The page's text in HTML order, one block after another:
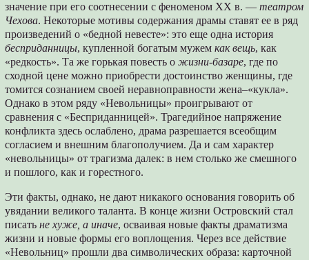
значение при его соотнесении с феноменом ХХ в. —театром
Чехова. Некоторые мотивы содержания драмы ставят ее в ряд
произведений о «бедной невесте»: это еще одна история
бесприданницы, купленной богатым мужемкак вещь, как
«редкость». Та же горькая повесть ожизни-базаре, где по
сходной цене можно приобрести достоинство женщины, где
томится сознанием своей неравноправности жена–«кукла».
Однако в этом ряду «Невольницы» проигрывают от
сравнения с «Бесприданницей». Трагедийное напряжение
конфликта здесь ослаблено, драма разрешается всеобщим
согласием и внешним благополучием. Да и сам характер
«невольницы» от трагизма далек: в нем столько же смешного
и пошлого, как и горестного.
Эти факты, однако, не дают никакого основания говорить об
увядании великого таланта. В конце жизни Островский стал
писатьне хуже, а иначе, осваивая новые факты драматизма
жизни и новые формы его воплощения. Через все действие
«Невольниц» прошли два символических образа: карточной